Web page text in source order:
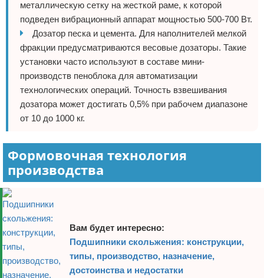
металлическую сетку на жесткой раме, к которой
подведен вибрационный аппарат мощностью 500-700 Вт.
Дозатор песка и цемента. Для наполнителей мелкой
фракции предусматриваются весовые дозаторы. Такие
установки часто используют в составе мини-
производств пеноблока для автоматизации
технологических операций. Точность взвешивания
дозатора может достигать 0,5% при рабочем диапазоне
от 10 до 1000 кг.
Формовочная технология
производства
Вам будет интересно:
Подшипники скольжения: конструкции,
типы, производство, назначение,
достоинства и недостатки